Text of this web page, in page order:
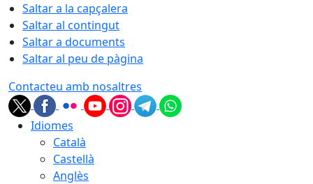
Saltar a la capçalera
Saltar al contingut
Saltar a documents
Saltar al peu de pàgina
Contacteu amb nosaltres
Idiomes
Català
Castellà
Anglès